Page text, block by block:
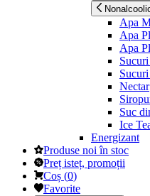
Apa
Apa
Apa
Nectar
Suc
Ice
Energizant
Produse noi în stoc
Preț isteț, promoții
Coș (0)
Favorite